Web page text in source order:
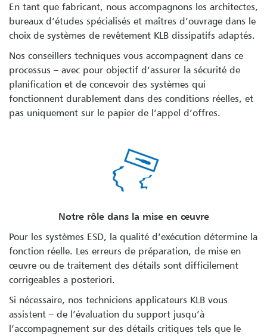
En tant que fabricant, nous accompagnons les architectes,
bureaux d’études spécialisés et maîtres d’ouvrage dans le
choix de systèmes de revêtement KLB dissipatifs adaptés.
Nos conseillers techniques vous accompagnent dans ce
processus – avec pour objectif d’assurer la sécurité de
planification et de concevoir des systèmes qui
fonctionnent durablement dans des conditions réelles, et
pas uniquement sur le papier de l’appel d’offres.
Notre rôle dans la mise en œuvre
Pour les systèmes ESD, la qualité d’exécution détermine la
fonction réelle. Les erreurs de préparation, de mise en
œuvre ou de traitement des détails sont difficilement
corrigeables a posteriori.
Si nécessaire, nos techniciens applicateurs KLB vous
assistent – de l’évaluation du support jusqu’à
l’accompagnement sur des détails critiques tels que le